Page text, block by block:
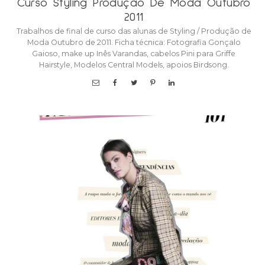
Curso Styling Produção De Moda Outubro
2011
Trabalhos de final de curso das alunas de Styling / Produção de
Moda Outubro de 2011. Ficha técnica: Fotografia Gonçalo
Gaioso, make up Inês Varandas, cabelos Pini para Griffe
Hairstyle, Modelos Central Models, apoios Birdsong.